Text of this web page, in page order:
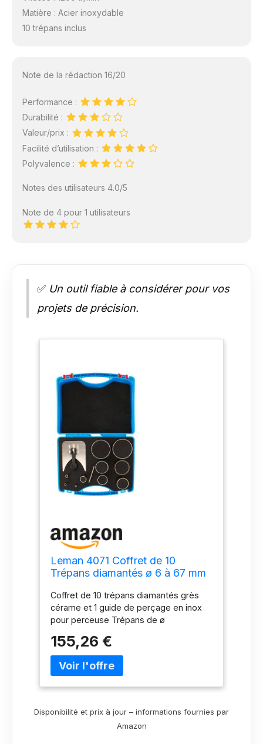
Matière : Acier inoxydable
10 trépans inclus
Note de la rédaction 16/20
Performance :
Durabilité :
Valeur/prix :
Facilité d’utilisation :
Polyvalence :
Notes des utilisateurs 4.0/5
Note de 4 pour 1 utilisateurs
✅ Un outil fiable à considérer pour vos
projets de précision.
Leman 4071 Coffret de 10
Trépans diamantés ø 6 à 67 mm
Coffret de 10 trépans diamantés grès
cérame et 1 guide de perçage en inox
pour perceuse Trépans de ø
carrelage, faïence, marbre, grès cérame
Perçage avec eau trépan diamanté par
électrolyse vitesse de rotation
155,26 €
Disponibilité et prix à jour – informations fournies par
Amazon